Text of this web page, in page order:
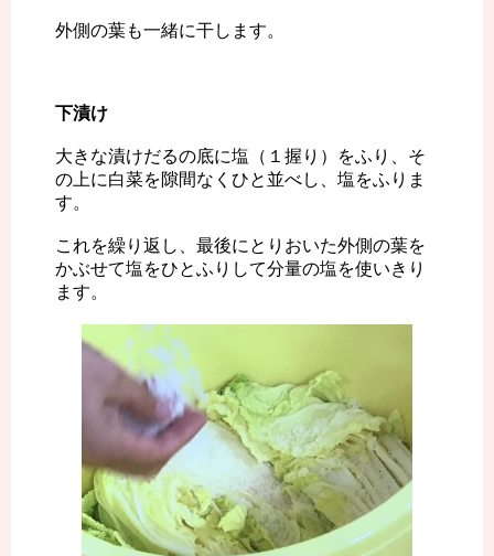
外側の葉も一緒に干します。
下漬け
大きな漬けだるの底に塩（１握り）をふり、そ
の上に白菜を隙間なくひと並べし、塩をふりま
す。
これを繰り返し、最後にとりおいた外側の葉を
かぶせて塩をひとふりして分量の塩を使いきり
ます。